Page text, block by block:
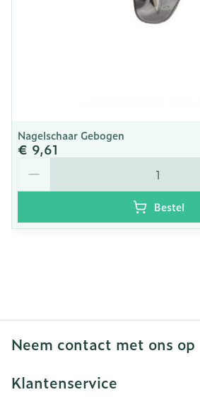
Nagelschaar Gebogen
€ 9,61
Bestel
Neem contact met ons op
Klantenservice